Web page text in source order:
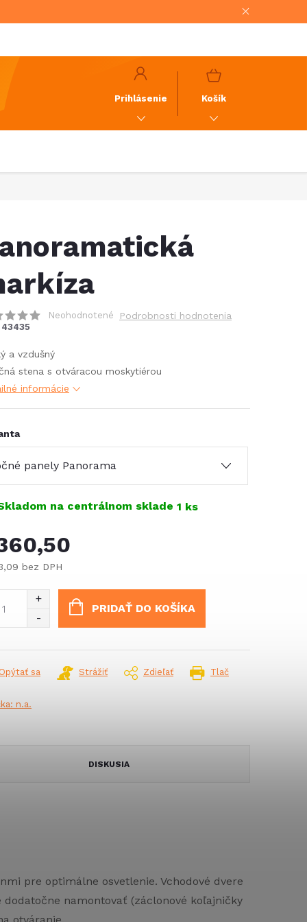
Prihlásenie
NÁKUPNÝ
Košík
Neohodnotené Podrobnosti hodnotenia
43435
a vzdušný
stena s otváracou moskytiérou
informácie
na centrálnom sklade 1 ks
bez DPH
PRIDAŤ DO KOŠÍKA
Tlač
Opýtať sa Strážiť Zdieľať
n.a.
DISKUSIA
pre optimálne osvetlenie. Vchodové dvere
namontovať (záclonové koľajničky